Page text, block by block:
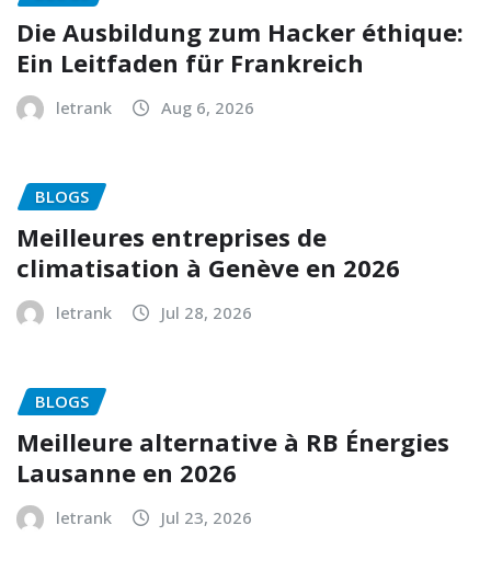
Die Ausbildung zum Hacker éthique:
Ein Leitfaden für Frankreich
letrank Aug 6, 2026
BLOGS
Meilleures entreprises de
climatisation à Genève en 2026
letrank Jul 28, 2026
BLOGS
Meilleure alternative à RB Énergies
Lausanne en 2026
letrank Jul 23, 2026